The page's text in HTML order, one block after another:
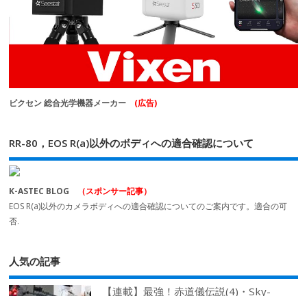
ビクセン 総合光学機器メーカー (広告)
RR-80，EOS R(a)以外のボディへの適合確認について
K-ASTEC BLOG
（スポンサー記事）
EOS R(a)以外のカメラボディへの適合確認についてのご案内です。適合の可
否.
人気の記事
【連載】最強！赤道儀伝説(4)・Sky-